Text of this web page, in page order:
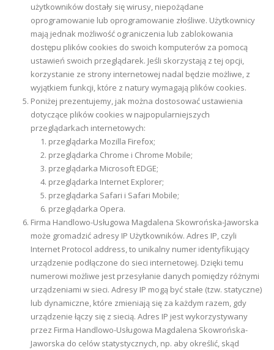
użytkowników dostały się wirusy, niepożądane
oprogramowanie lub oprogramowanie złośliwe. Użytkownicy
mają jednak możliwość ograniczenia lub zablokowania
dostępu plików cookies do swoich komputerów za pomocą
ustawień swoich przeglądarek. Jeśli skorzystają z tej opcji,
korzystanie ze strony internetowej nadal będzie możliwe, z
wyjątkiem funkcji, które z natury wymagają plików cookies.
Poniżej prezentujemy, jak można dostosować ustawienia
dotyczące plików cookies w najpopularniejszych
przeglądarkach internetowych:
przeglądarka Mozilla Firefox;
przeglądarka Chrome i Chrome Mobile;
przeglądarka Microsoft EDGE;
przeglądarka Internet Explorer;
przeglądarka Safari i Safari Mobile;
przeglądarka Opera.
Firma Handlowo-Usługowa Magdalena Skowrońska-Jaworska
może gromadzić adresy IP Użytkowników. Adres IP, czyli
Internet Protocol address, to unikalny numer identyfikujący
urządzenie podłączone do sieci internetowej. Dzięki temu
numerowi możliwe jest przesyłanie danych pomiędzy różnymi
urządzeniami w sieci. Adresy IP mogą być stałe (tzw. statyczne)
lub dynamiczne, które zmieniają się za każdym razem, gdy
urządzenie łączy się z siecią. Adres IP jest wykorzystywany
przez Firma Handlowo-Usługowa Magdalena Skowrońska-
Jaworska do celów statystycznych, np. aby określić, skąd